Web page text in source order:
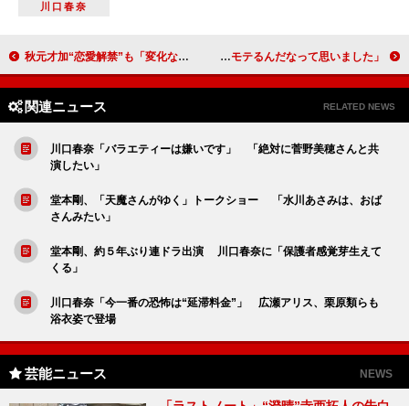
川口春奈
秋元才加“恋愛解禁”も「変化なし」 「理想のタイプは“ロールキャベツ男子”」 乃木坂４６生駒、人生初のモテ期に大喜び 「私ってモテるんだなって思いました」
関連ニュース RELATED NEWS
川口春奈「バラエティーは嫌いです」 「絶対に菅野美穂さんと共
演したい」
堂本剛、「天魔さんがゆく」トークショー 「水川あさみは、おば
さんみたい」
堂本剛、約５年ぶり連ドラ出演 川口春奈に「保護者感覚芽生えて
くる」
川口春奈「今一番の恐怖は“延滞料金”」 広瀬アリス、栗原類らも
浴衣姿で登場
芸能ニュース NEWS